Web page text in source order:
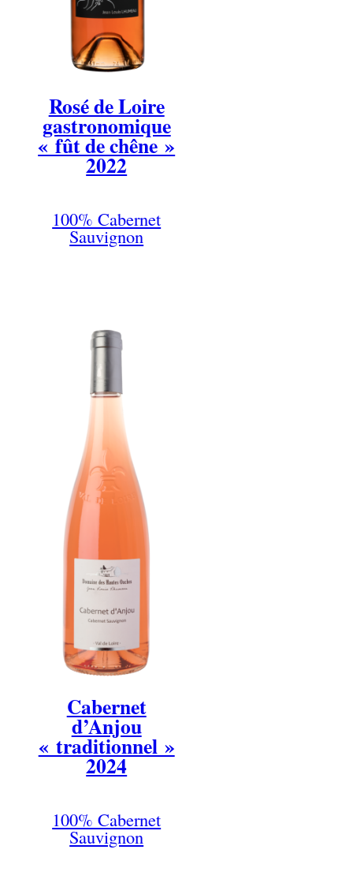
Rosé de Loire
gastronomique
« fût de chêne »
2022
100% Cabernet
Sauvignon
Cabernet
d’Anjou
« traditionnel »
2024
100% Cabernet
Sauvignon